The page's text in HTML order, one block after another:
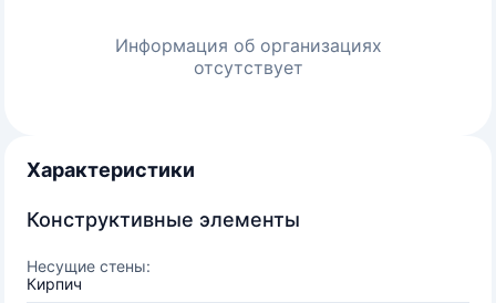
Информация об организациях
отсутствует
Характеристики
Конструктивные элементы
Несущие стены:
Кирпич